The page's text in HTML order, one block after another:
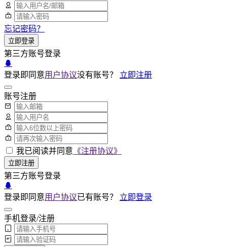
忘记密码？
立即登录
第三方账号登录
登录即同意用户协议没有账号？ 立即注册
账号注册
我已阅读并同意 《注册协议》
立即注册
第三方账号登录
登录即同意用户协议已有账号？ 立即登录
手机登录/注册